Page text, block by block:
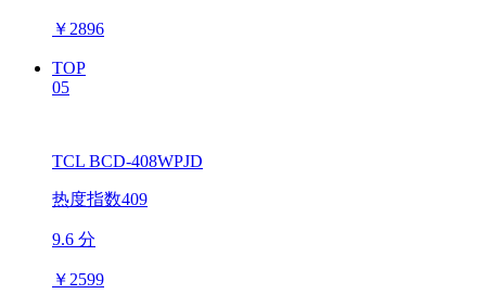
￥ 2896
TOP
05
TCL BCD-408WPJD
热度指数409
9.6 分
￥ 2599